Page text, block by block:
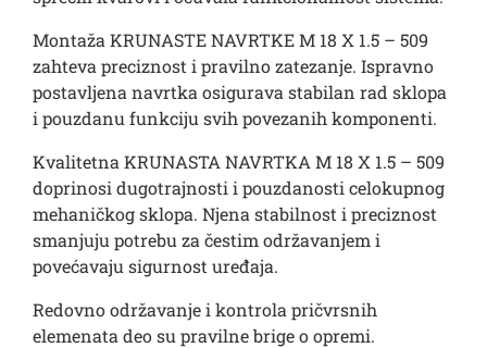
Montaža KRUNASTE NAVRTKE M 18 X 1.5 – 509
zahteva preciznost i pravilno zatezanje. Ispravno
postavljena navrtka osigurava stabilan rad sklopa
i pouzdanu funkciju svih povezanih komponenti.
Kvalitetna KRUNASTA NAVRTKA M 18 X 1.5 – 509
doprinosi dugotrajnosti i pouzdanosti celokupnog
mehaničkog sklopa. Njena stabilnost i preciznost
smanjuju potrebu za čestim održavanjem i
povećavaju sigurnost uređaja.
Redovno održavanje i kontrola pričvrsnih
elemenata deo su pravilne brige o opremi.